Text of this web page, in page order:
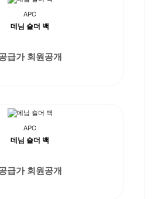
APC
데님 숄더 백
급가 회원공개
APC
데님 숄더 백
급가 회원공개